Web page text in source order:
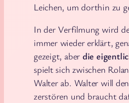
Leichen, um dorthin zu
In der Verfilmung wird
immer wieder erklärt,
gezeigt, aber die
spielt sich zwischen
Walter ab. Walter will
zerstören und braucht